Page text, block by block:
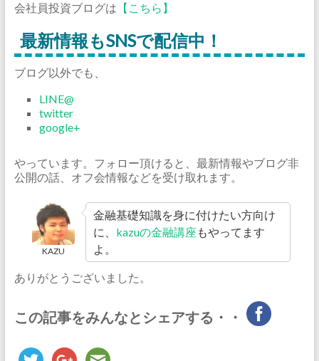
会社員投資ブログは 【こちら】
最新情報もSNSで配信中！
ブログ以外でも、
LINE@
twitter
google+
やっています。フォロー頂けると、最新情報やブログ非
公開の話、オフ会情報などを受け取れます。
KAZU
金融基礎知識を身に付けたい方向け
に、 kazuの金融講座 もやってます
よ。
ありがとうございました。
この記事をみんなとシェアする・・